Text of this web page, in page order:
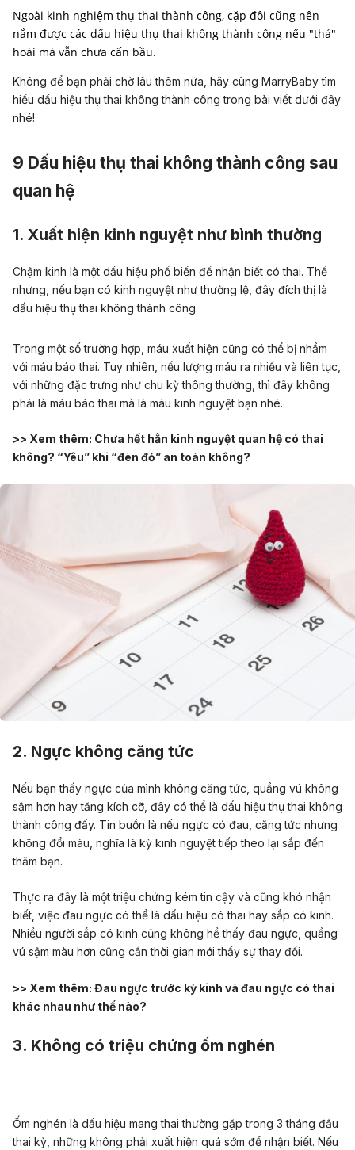
Ngoài kinh nghiệm thụ thai thành công, cặp đôi cũng nên
nắm được các dấu hiệu thụ thai không thành công nếu "thả"
hoài mà vẫn chưa cấn bầu.
Không để bạn phải chờ lâu thêm nữa, hãy cùng MarryBaby tìm
hiểu dấu hiệu thụ thai không thành công trong bài viết dưới đây
nhé!
9 Dấu hiệu thụ thai không thành công sau
quan hệ
1. Xuất hiện kinh nguyệt như bình thường
Chậm kinh là một dấu hiệu phổ biến để nhận biết có thai. Thế
nhưng, nếu bạn có kinh nguyệt như thường lệ, đây đích thị là
dấu hiệu thụ thai không thành công.
Trong một số trường hợp, máu xuất hiện cũng có thể bị nhầm
với máu báo thai. Tuy nhiên, nếu lượng máu ra nhiều và liên tục,
với những đặc trưng như chu kỳ thông thường, thì đây không
phải là máu báo thai mà là máu kinh nguyệt bạn nhé.
>> Xem thêm: Chưa hết hẳn kinh nguyệt quan hệ có thai
không? “Yêu” khi “đèn đỏ” an toàn không?
2. Ngực không căng tức
Nếu bạn thấy ngực của mình không căng tức, quầng vú không
sậm hơn hay tăng kích cỡ, đây có thể là dấu hiệu thụ thai không
thành công đấy. Tin buồn là nếu ngực có đau, căng tức nhưng
không đổi màu, nghĩa là kỳ kinh nguyệt tiếp theo lại sắp đến
thăm bạn.
Thực ra đây là một triệu chứng kém tin cậy và cũng khó nhận
biết, việc đau ngực có thể là dấu hiệu có thai hay sắp có kinh.
Nhiều người sắp có kinh cũng không hề thấy đau ngực, quầng
vú sậm màu hơn cũng cần thời gian mới thấy sự thay đổi.
>> Xem thêm: Đau ngực trước kỳ kinh và đau ngực có thai
khác nhau như thế nào?
3. Không có triệu chứng ốm nghén
Ốm nghén là dấu hiệu mang thai thường gặp trong 3 tháng đầu
thai kỳ , những không phải xuất hiện quá sớm để nhận biết. Nếu